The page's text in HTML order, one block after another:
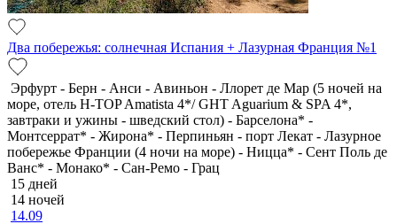
Два побережья: солнечная Испания + Лазурная Франция №1
Эрфурт - Берн - Анси - Авиньон - Ллорет де Мар (5 ночей на
море, отель H-TOP Amatista 4*/ GHT Aguarium & SPA 4*,
завтраки и ужины - шведский стол) - Барселона* -
Монтсеррат* - Жирона* - Перпиньян - порт Лекат - Лазурное
побережье Франции (4 ночи на море) - Ницца* - Сент Поль де
Ванс* - Монако* - Сан-Ремо - Грац
15 дней
14 ночей
14.09